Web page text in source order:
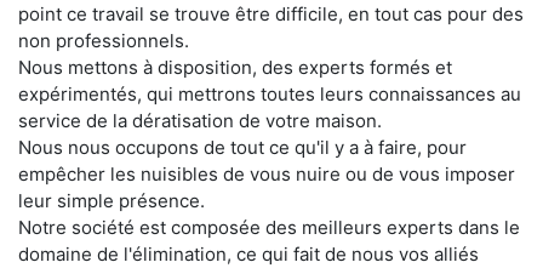
point ce travail se trouve être difficile, en tout cas pour des
non professionnels.
Nous mettons à disposition, des experts formés et
expérimentés, qui mettrons toutes leurs connaissances au
service de la dératisation de votre maison.
Nous nous occupons de tout ce qu'il y a à faire, pour
empêcher les nuisibles de vous nuire ou de vous imposer
leur simple présence.
Notre société est composée des meilleurs experts dans le
domaine de l'élimination, ce qui fait de nous vos alliés